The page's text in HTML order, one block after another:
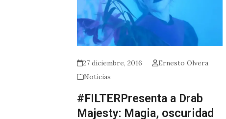
27 diciembre, 2016
Ernesto Olvera
Noticias
#FILTERPresenta a Drab
Majesty: Magia, oscuridad